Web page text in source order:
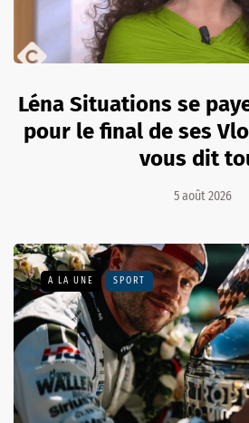
Léna Situations se
pour le final de ses
vous dit
5 août 2026
A LA UNE SPORT